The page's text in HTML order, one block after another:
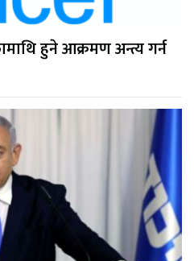
हुने आक्रमण अन्त्य गर्न